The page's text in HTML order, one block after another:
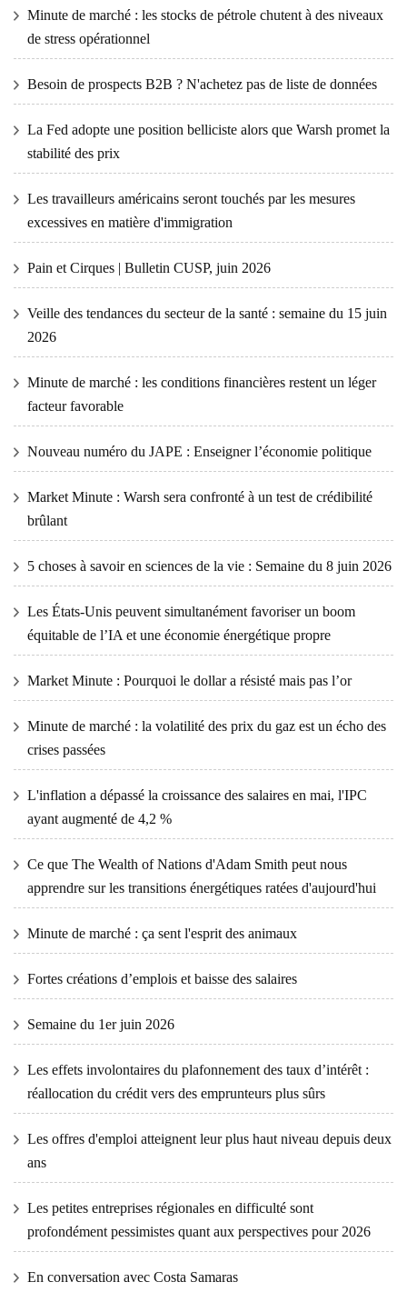
Minute de marché : les stocks de pétrole chutent à des niveaux
de stress opérationnel
Besoin de prospects B2B ? N'achetez pas de liste de données
La Fed adopte une position belliciste alors que Warsh promet la
stabilité des prix
Les travailleurs américains seront touchés par les mesures
excessives en matière d'immigration
Pain et Cirques | Bulletin CUSP, juin 2026
Veille des tendances du secteur de la santé : semaine du 15 juin
2026
Minute de marché : les conditions financières restent un léger
facteur favorable
Nouveau numéro du JAPE : Enseigner l’économie politique
Market Minute : Warsh sera confronté à un test de crédibilité
brûlant
5 choses à savoir en sciences de la vie : Semaine du 8 juin 2026
Les États-Unis peuvent simultanément favoriser un boom
équitable de l’IA et une économie énergétique propre
Market Minute : Pourquoi le dollar a résisté mais pas l’or
Minute de marché : la volatilité des prix du gaz est un écho des
crises passées
L'inflation a dépassé la croissance des salaires en mai, l'IPC
ayant augmenté de 4,2 %
Ce que The Wealth of Nations d'Adam Smith peut nous
apprendre sur les transitions énergétiques ratées d'aujourd'hui
Minute de marché : ça sent l'esprit des animaux
Fortes créations d’emplois et baisse des salaires
Semaine du 1er juin 2026
Les effets involontaires du plafonnement des taux d’intérêt :
réallocation du crédit vers des emprunteurs plus sûrs
Les offres d'emploi atteignent leur plus haut niveau depuis deux
ans
Les petites entreprises régionales en difficulté sont
profondément pessimistes quant aux perspectives pour 2026
En conversation avec Costa Samaras